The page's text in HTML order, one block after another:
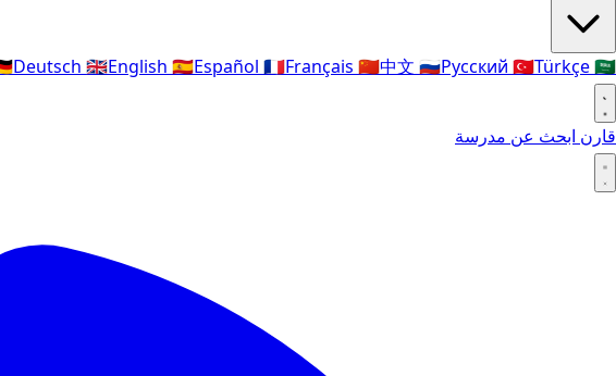
Deutsch 🇬🇧English 🇪🇸Español 🇫🇷Français 🇨🇳中文 🇷🇺Русский 🇹🇷Türkçe🇸🇦
قارن ابحث عن مدرسة